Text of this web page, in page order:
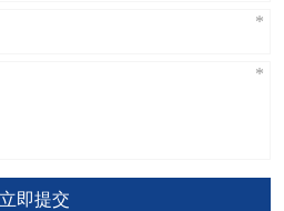
立即提交